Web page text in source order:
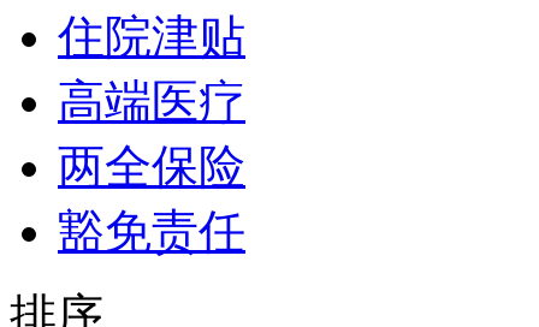
住院津贴
高端医疗
两全保险
豁免责任
排序